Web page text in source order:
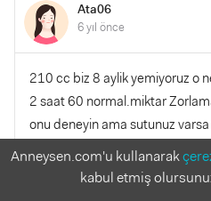
Ata06
6 yıl önce
210 cc biz 8 aylik yemiyoruz o
2 saat 60 normal.miktar
onu deneyin ama sutunuz
0
Anneysen.com'u kullanarak
kabul etmiş